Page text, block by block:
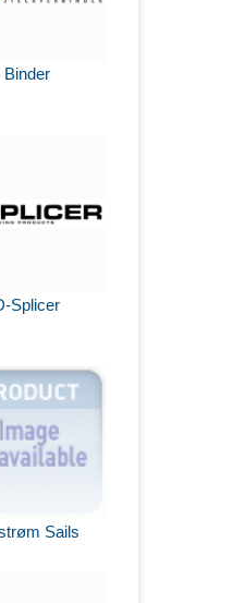
Binder
Splicer
Sails